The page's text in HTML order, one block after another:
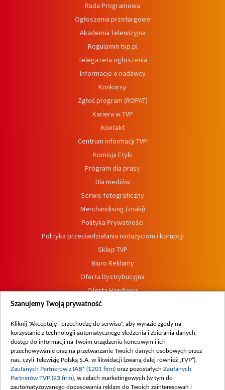
Rada Programowa
Ogłoszenia przetargowe
Akademia Telewizyjna
Regulamin tvp.pl
Telegazeta ogłoszenia
Informacje o nadawcy
Konkursy
Zgłoś program (ROPAT)
Kariera w TVP
Kontakt
Centrum informacji TVP
Komisja Etyki
Program dla prasy
Dla mediów
Serwis fotograficzny
Merchandising (znaki)
Polityka Prywatności
Polityka przeciwdziałania nadużyciom i korupcji
Sklep TVP
Biuro Reklamy
Oferta Dystrybucyjna
Oferta Handlowa
Dostępność
Procedura zgłoszeń wewnętrznych
Szanujemy Twoją prywatność
Kliknij "Akceptuję i przechodzę do serwisu", aby wyrazić zgody na
korzystanie z technologii automatycznego śledzenia i zbierania danych,
dostęp do informacji na Twoim urządzeniu końcowym i ich
przechowywanie oraz na przetwarzanie Twoich danych osobowych przez
nas, czyli Telewizję Polską S.A. w likwidacji (zwaną dalej również „TVP”),
Zaufanych Partnerów z IAB* (1201 firm) oraz pozostałych Zaufanych
Partnerów TVP (93 firm) , w celach marketingowych (w tym do
zautomatyzowanego dopasowania reklam do Twoich zainteresowań i